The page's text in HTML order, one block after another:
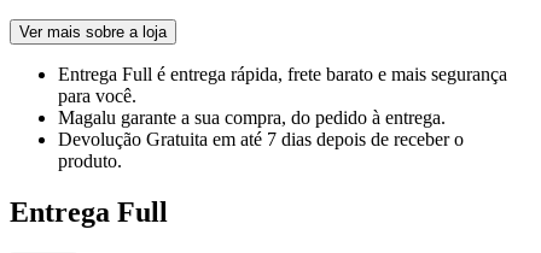
Ver mais sobre a loja
Entrega Full é entrega rápida, frete barato e mais segurança
para você.
Magalu garante a sua compra, do pedido à entrega.
Devolução Gratuita em até 7 dias depois de receber o
produto.
Entrega Full